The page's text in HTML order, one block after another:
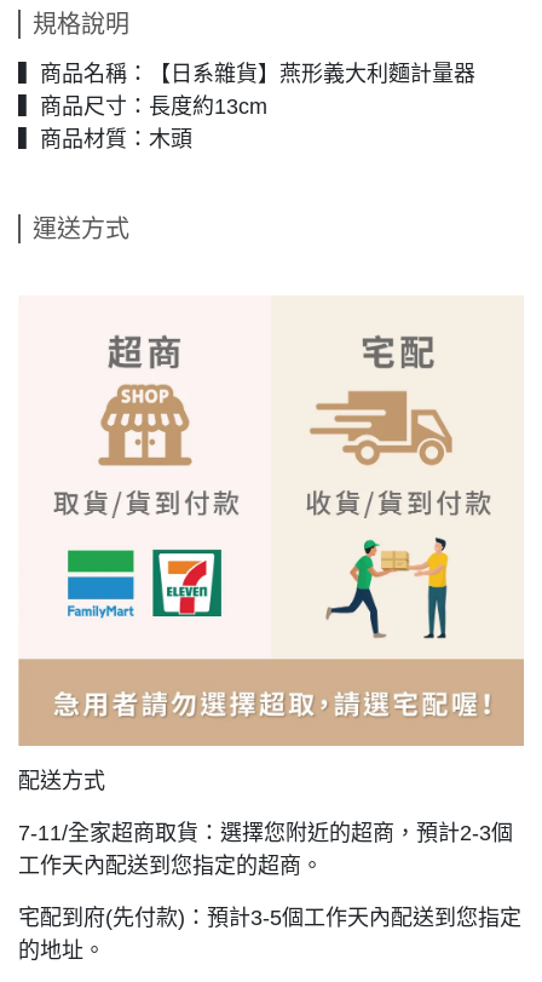
規格說明
▍商品名稱：【日系雜貨】燕形義大利麵計量器
▍商品尺寸：長度約13cm
▍商品材質：木頭
運送方式
配送方式
7-11/全家超商取貨：選擇您附近的超商，預計2-3個
工作天內配送到您指定的超商。
宅配到府(先付款)：預計3-5個工作天內配送到您指定
的地址。